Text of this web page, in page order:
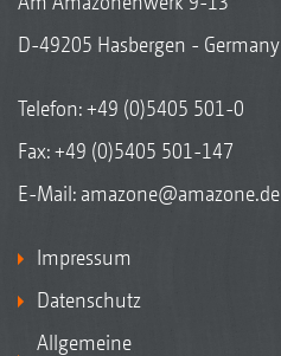
D-49205 Hasbergen - Germany
Telefon:+49 (0)5405 501-0
Fax: +49 (0)5405 501-147
E-Mail: amazone@amazone.de
Impressum
Datenschutz
Allgemeine